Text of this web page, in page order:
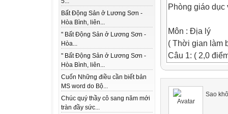
Bất Động Sản ở Lương Sơn -
Hòa Bình, liên...
" Bất Động Sản ở Lương Sơn -
Hòa...
" Bất Động Sản ở Lương Sơn -
Hòa Bình, liên...
Cuốn Những điều cần biết bản
MS word do Bộ...
Chúc quý thầy cô sang năm mới
tràn đầy sức...
Phòng giáo dục
Môn : Địa lý
( Thời gian làm
Câu 1: ( 2,0
a/ Người ta
giờ ứng với
b/ Hãy tính
Sao